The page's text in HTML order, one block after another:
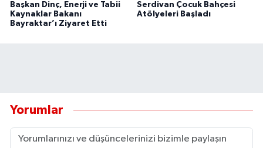
Başkan Dinç, Enerji ve Tabii
Kaynaklar Bakanı
Bayraktar’ı Ziyaret Etti
Serdivan Çocuk Bahçesi
Atölyeleri Başladı
Yorumlar